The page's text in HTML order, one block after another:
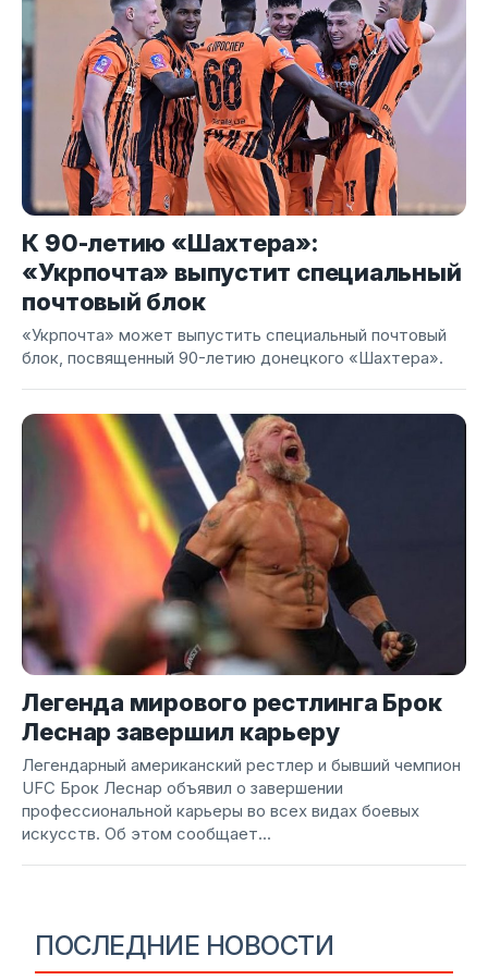
ПОСЛЕДНИЕ НОВОСТИ
К 90-летию «Шахтера»:
«Укрпочта» выпустит специальный
почтовый блок
«Укрпочта» может выпустить специальный почтовый
блок, посвященный 90-летию донецкого «Шахтера».
Легенда мирового рестлинга Брок
Леснар завершил карьеру
Легендарный американский рестлер и бывший чемпион
UFC Брок Леснар объявил о завершении
профессиональной карьеры во всех видах боевых
искусств. Об этом сообщает...